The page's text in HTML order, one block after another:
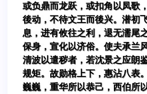
或负鼎而龙跃，或扣角以凤歌
後动，不待文王而後兴。潜初
息，进有攸往之利，退无濡尾
保身，宣化以济俗。使夫承兰
清波以遣秽者，若沈景之应朗
规矩。故勋格上下，惠沾八表
巍巍，重华所以恭己，西伯所